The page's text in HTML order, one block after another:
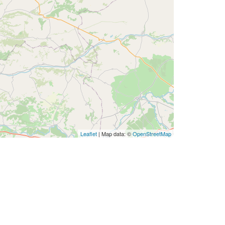
Leaflet | Map data: ©OpenStreetMap